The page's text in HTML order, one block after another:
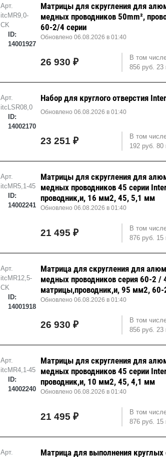
Арт.
itcMR9,0-
CK
ID:
14001927
Матрицы для скругления для
медных проводников 50mm²,
60-2/4 серии
Обновлено 06.08.2026 в 01:40
26 930 ₽
В том
856 руб. 23
Арт.
itcLSR08,0
ID:
14002170
Набор для круглого отверстия
Обновлено 06.08.2026 в 01:40
23 251 ₽
В том
192 руб. 80
Арт.
itcMR5,1-45
ID:
14002241
Матрицы для скругления для
медных проводников 45 серии
проводник,и, 16 мм2, 45, 5,1 мм
Обновлено 06.08.2026 в 01:40
21 495 ₽
В том
876 руб. 15
Арт.
itcMR12,5-
CK
ID:
14001918
Матрица для скругления для
медных проводников серия 60-2 /
матрицы,проводник,и, 95 мм2,
Обновлено 06.08.2026 в 01:40
26 930 ₽
В том
856 руб. 23
Арт.
itcMR4,1-45
ID:
14002240
Матрицы для скругления для
медных проводников 45 серии
проводник,и, 10 мм2, 45, 4,1 мм
Обновлено 06.08.2026 в 01:40
21 495 ₽
В том
876 руб. 15
Арт.
Матрица для выполнения круглых